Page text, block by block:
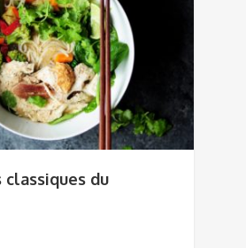
classiques du